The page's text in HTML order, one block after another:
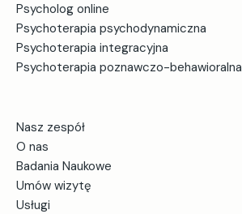
Psycholog online
Psychoterapia psychodynamiczna
Psychoterapia integracyjna
Psychoterapia poznawczo-behawioralna
Nasz zespół
O nas
Badania Naukowe
Umów wizytę
Usługi